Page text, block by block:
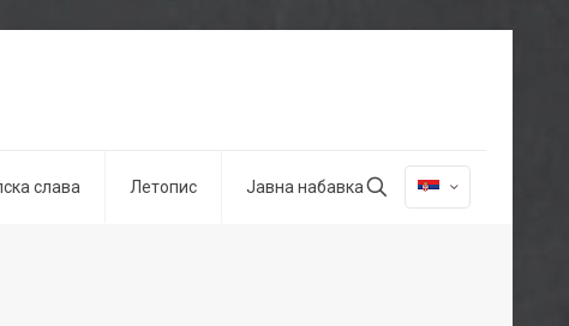
слава Летопис Јавна набавка